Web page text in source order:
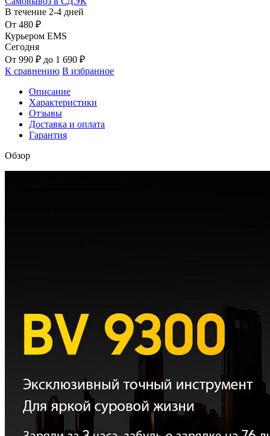
В течение 2-4 дней
От 480 ₽
Курьером EMS
Сегодня
От 990 ₽ до 1 690 ₽
К сравнению В избранное
Описание
Характеристики
Отзывы
Доставка и оплата
Гарантия
Обзор